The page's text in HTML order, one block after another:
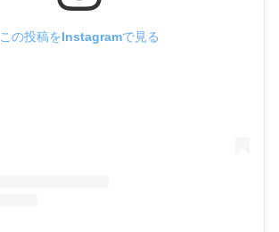
この投稿をInstagramで見る